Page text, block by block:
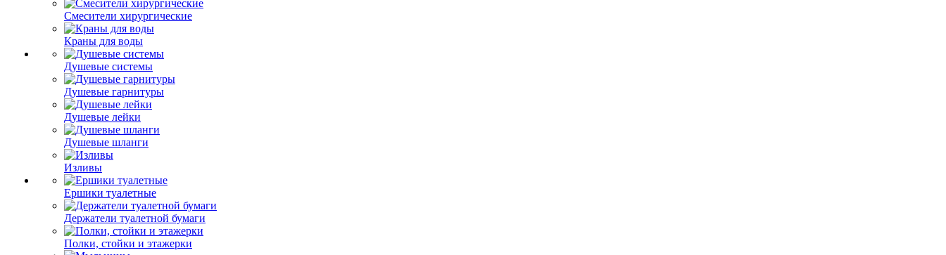
Смесители хирургические
Краны для воды
Душевые системы
Душевые гарнитуры
Душевые лейки
Душевые шланги
Изливы
Ершики туалетные
Держатели туалетной бумаги
Полки, стойки и этажерки